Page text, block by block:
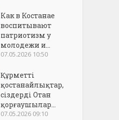
Как в Костанае
воспитывают
патриотизм у
молодежи и...
07.05.2026 10:50
Құрметті
қостанайлықтар,
сіздерді Отан
қорғаушылар...
07.05.2026 09:10